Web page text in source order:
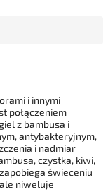
i innymi
połączeniem
z bambusa i
antybakteryjnym,
i nadmiar
czystka, kiwi,
świeceniu
niweluje